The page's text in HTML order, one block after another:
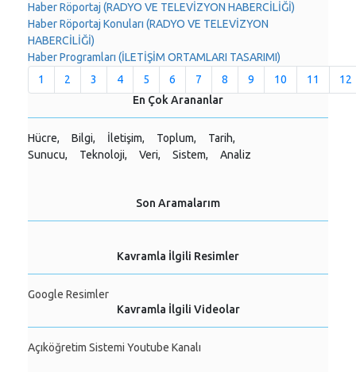
Haber Röportaj (RADYO VE TELEVİZYON HABERCİLİĞİ)
Haber Röportaj Konuları (RADYO VE TELEVİZYON
HABERCİLİĞİ)
Haber Programları (İLETİŞİM ORTAMLARI TASARIMI)
1
2 3 4 5 6 7 8 9 10 11
12
En Çok Arananlar
Hücre, Bilgi, İletişim, Toplum,
Tarih,
Sunucu,
Teknoloji, Veri, Sistem, Analiz
Son Aramalarım
Kavramla İlgili Resimler
Google Resimler
Kavramla İlgili Videolar
Açıköğretim Sistemi Youtube Kanalı